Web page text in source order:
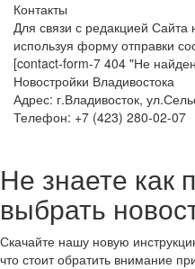
Контакты
Для связи с редакцией Сайта
используя форму отправки
[contact-form-7 404 "Не
Новостройки Владивостока
Адрес: г.Владивосток,
Телефон: +7 (423) 280-02-07
Не знаете как
выбрать
Скачайте нашу новую
что стоит обратить внимание